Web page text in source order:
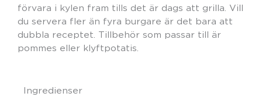
förvara i kylen fram tills det är dags att grilla. Vill
du servera fler än fyra burgare är det bara att
dubbla receptet. Tillbehör som passar till är
pommes eller klyftpotatis.
Ingredienser